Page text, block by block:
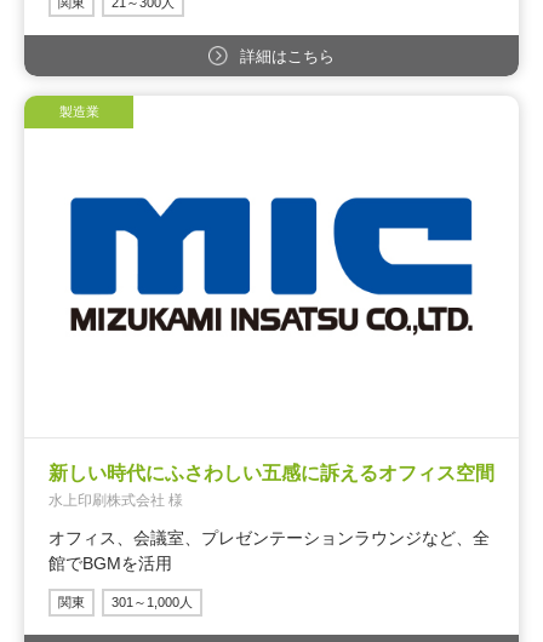
詳細はこちら
製造業
新しい時代にふさわしい五感に訴えるオフィス空間
水上印刷株式会社 様
オフィス、会議室、プレゼンテーションラウンジなど、全
館でBGMを活用
関東 301～1,000人